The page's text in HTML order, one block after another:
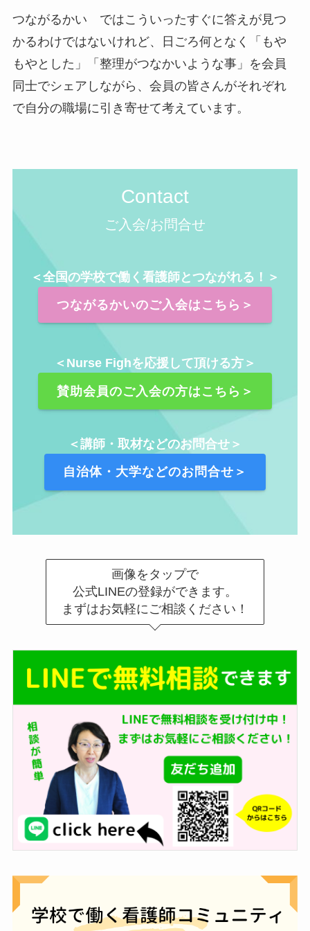
つながるかい ではこういったすぐに答えが見つ
かるわけではないけれど、日ごろ何となく「もや
もやとした」「整理がつなかいような事」を会員
同士でシェアしながら、会員の皆さんがそれぞれ
で自分の職場に引き寄せて考えています。
Contact
ご入会/お問合せ
＜全国の学校で働く看護師とつながれる！＞
つながるかいのご入会はこちら＞
＜Nurse Fighを応援して頂ける方＞
賛助会員のご入会の方はこちら＞
＜講師・取材などのお問合せ＞
自治体・大学などのお問合せ＞
画像をタップで
公式LINEの登録ができます。
まずはお気軽にご相談ください！